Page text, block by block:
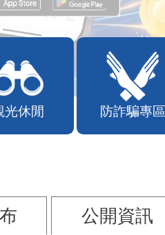
光休閒 防詐騙專區
公開資訊